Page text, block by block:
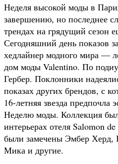
Неделя высокой моды в
завершению, но последнее
трендах на грядущий сезон
Сегодняшний день показов
хедлайнер модного мира —
дом моды Valentino. По
Гербер. Поклонники
показах других брендов, с
16-летняя звезда предпочла
Неделю моды. Коллекция
интерьерах отеля Salomon
были замечены Эмбер Херд,
Мика и другие.